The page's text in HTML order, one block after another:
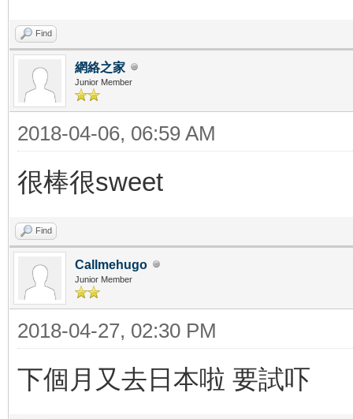
Find
網絡之家
Junior Member
2018-04-06, 06:59 AM
很棒很sweet
Find
Callmehugo
Junior Member
2018-04-27, 02:30 PM
下個月又去日本啦 要試吓